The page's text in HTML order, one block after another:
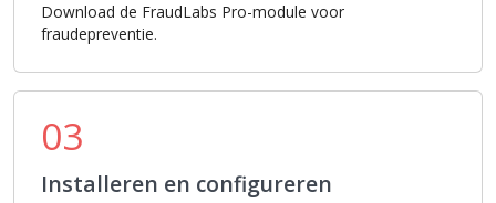
Download de FraudLabs Pro-module voor
fraudepreventie.
03
Installeren en configureren